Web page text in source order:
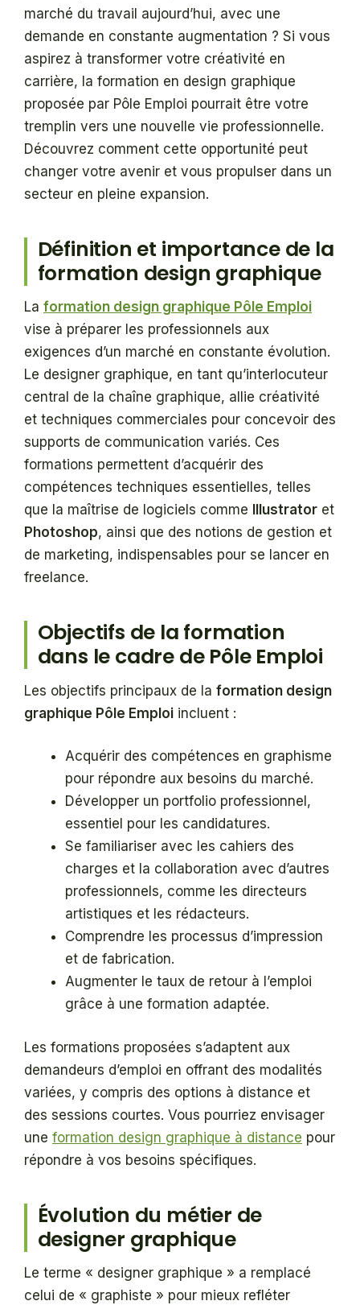
marché du travail aujourd’hui, avec une
demande en constante augmentation ? Si vous
aspirez à transformer votre créativité en
carrière, la formation en design graphique
proposée par Pôle Emploi pourrait être votre
tremplin vers une nouvelle vie professionnelle.
Découvrez comment cette opportunité peut
changer votre avenir et vous propulser dans un
secteur en pleine expansion.
Définition et importance de la
formation design graphique
La formation design graphique Pôle Emploi
vise à préparer les professionnels aux
exigences d’un marché en constante évolution.
Le designer graphique, en tant qu’interlocuteur
central de la chaîne graphique, allie créativité
et techniques commerciales pour concevoir des
supports de communication variés. Ces
formations permettent d’acquérir des
compétences techniques essentielles, telles
que la maîtrise de logiciels comme
Illustrator et
Photoshop, ainsi que des notions de gestion et
de marketing, indispensables pour se lancer en
freelance.
Objectifs de la formation
dans le cadre de Pôle Emploi
Les objectifs principaux de la formation design
graphique Pôle Emploi incluent :
Acquérir des compétences en graphisme
pour répondre aux besoins du marché.
Développer un portfolio professionnel,
essentiel pour les candidatures.
Se familiariser avec les cahiers des
charges et la collaboration avec d’autres
professionnels, comme les directeurs
artistiques et les rédacteurs.
Comprendre les processus d’impression
et de fabrication.
Augmenter le taux de retour à l’emploi
grâce à une formation adaptée.
Les formations proposées s’adaptent aux
demandeurs d’emploi en offrant des modalités
variées, y compris des options à distance et
des sessions courtes. Vous pourriez envisager
une formation design graphique à distance pour
répondre à vos besoins spécifiques.
Évolution du métier de
designer graphique
Le terme « designer graphique » a remplacé
celui de « graphiste » pour mieux refléter